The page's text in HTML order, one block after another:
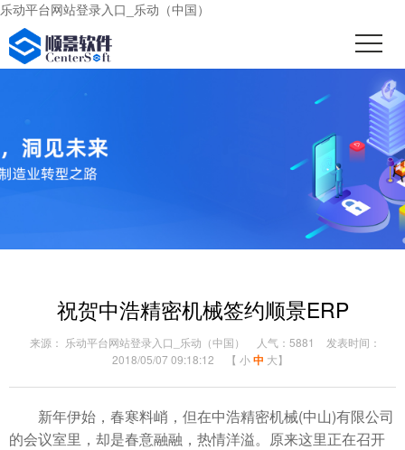
乐动平台网站登录入口_乐动（中国）
祝贺中浩精密机械签约顺景ERP
来源： 乐动平台网站登录入口_乐动（中国） 人气：5881
发表时间：
2018/05/07 09:18:12
【 小中 大】
新年伊始，春寒料峭，但在中浩精密机械(中山)有限公司
的会议室里，却是春意融融，热情洋溢。原来这里正在召开